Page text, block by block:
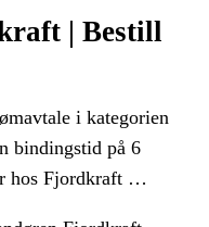
| Bestill
i kategorien
bindingstid på 6
hos Fjordkraft …